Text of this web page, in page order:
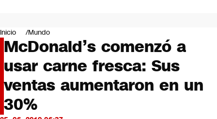
Negocios
Deportes
Programas completos
Cultura
Servicios
Bits
CNN tiempo
Futuro 360
Inicio Mundo
McDonald’s comenzó a
usar carne fresca: Sus
ventas aumentaron en un
30%